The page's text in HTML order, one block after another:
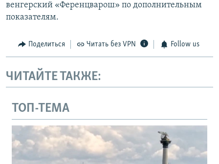
венгерский «Ференцварош» по дополнительным
показателям.
Поделиться Читать без VPN Follow us
ЧИТАЙТЕ ТАКЖЕ:
ТОП-ТЕМА